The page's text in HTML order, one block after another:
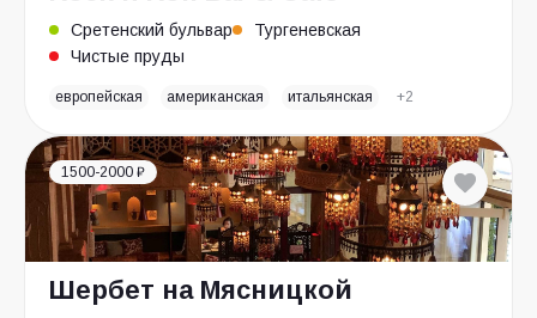
Сретенский бульвар
Тургеневская
Чистые пруды
европейская американская итальянская +2
1500-2000 ₽
Шербет на Мясницкой